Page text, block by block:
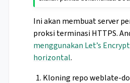
Ini akan membuat server
proksi terminasi HTTPS.
menggunakan Let’s Encrypt
horizontal.
Kloning repo weblate-